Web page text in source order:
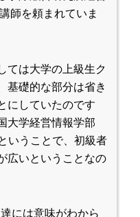
師を頼まれていま
ては大学の上級生ク
基礎的な部分は省き
にしていたのです
大学経営情報学部
いうことで、初級者
広いということなの
には意味がわから